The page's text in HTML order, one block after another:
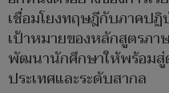
เชื่อมโยงทฤษฎีกับภาคปฏิ
เป้าหมายของหลักสูตรภา
พัฒนานักศึกษาให้พร้อมสู่
ประเทศและระดับสากล